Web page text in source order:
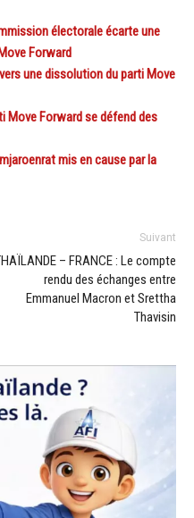
électorale écarte une
Forward
une dissolution du parti Move
Move Forward se défend des
mis en cause par la
Suivant
– FRANCE : Le compte
rendu des échanges entre
Emmanuel Macron et Srettha
Thavisin